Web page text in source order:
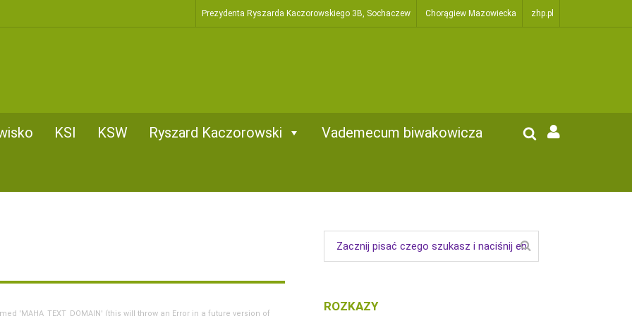
Prezydenta Ryszarda Kaczorowskiego 3B, Sochaczew Chorągiew Mazowiecka zhp.pl
KSI KSW Ryszard Kaczorowski Vademecum biwakowicza
'MAHA_TEXT_DOMAIN' (this will throw an Error in a future version of
ROZKAZY